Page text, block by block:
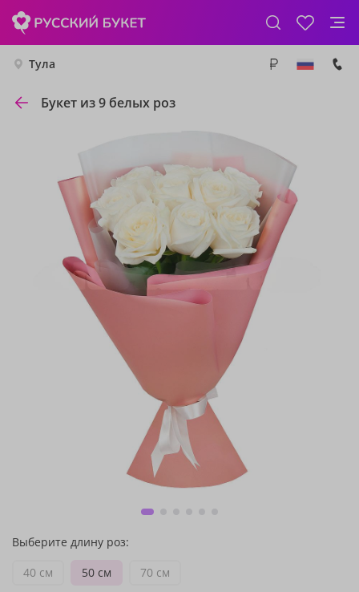
Тула
Букет из 9 белых роз
Выберите длину роз:
40 см
50 см 70 см